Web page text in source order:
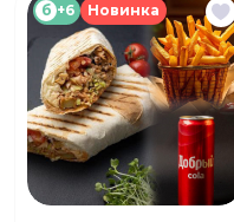
б +6 Новинка